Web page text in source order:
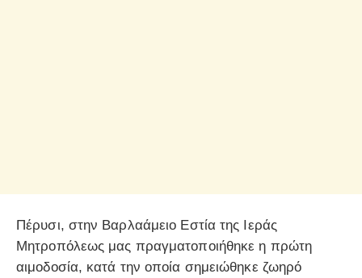
Πέρυσι, στην Βαρλαάμειο Εστία της Ιεράς
Μητροπόλεως μας πραγματοποιήθηκε η πρώτη
αιμοδοσία, κατά την οποία σημειώθηκε ζωηρό